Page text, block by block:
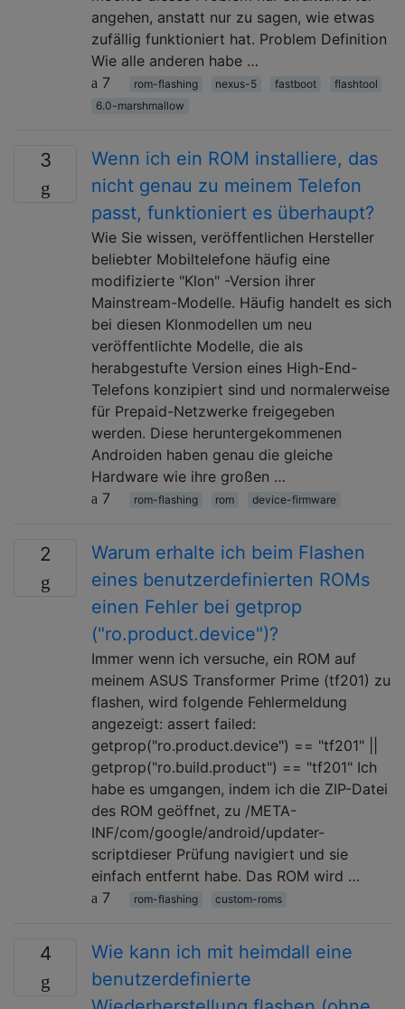
angehen, anstatt nur zu sagen, wie etwas
zufällig funktioniert hat. Problem Definition
Wie alle anderen habe …
7
rom-flashing nexus-5 fastboot
flashtool
6.0-marshmallow
3
Wenn ich ein ROM installiere, das
nicht genau zu meinem Telefon
passt, funktioniert es überhaupt?
Wie Sie wissen, veröffentlichen Hersteller
beliebter Mobiltelefone häufig eine
modifizierte "Klon" -Version ihrer
Mainstream-Modelle. Häufig handelt es sich
bei diesen Klonmodellen um neu
veröffentlichte Modelle, die als
herabgestufte Version eines High-End-
Telefons konzipiert sind und normalerweise
für Prepaid-Netzwerke freigegeben
werden. Diese heruntergekommenen
Androiden haben genau die gleiche
Hardware wie ihre großen …
7
rom-flashing rom device-firmware
2
Warum erhalte ich beim Flashen
eines benutzerdefinierten ROMs
einen Fehler bei getprop
("ro.product.device")?
Immer wenn ich versuche, ein ROM auf
meinem ASUS Transformer Prime (tf201) zu
flashen, wird folgende Fehlermeldung
angezeigt: assert failed:
getprop("ro.product.device") == "tf201" ||
getprop("ro.build.product") == "tf201" Ich
habe es umgangen, indem ich die ZIP-Datei
des ROM geöffnet, zu /META-
INF/com/google/android/updater-
scriptdieser Prüfung navigiert und sie
einfach entfernt habe. Das ROM wird …
7
rom-flashing custom-roms
4
Wie kann ich mit heimdall eine
benutzerdefinierte